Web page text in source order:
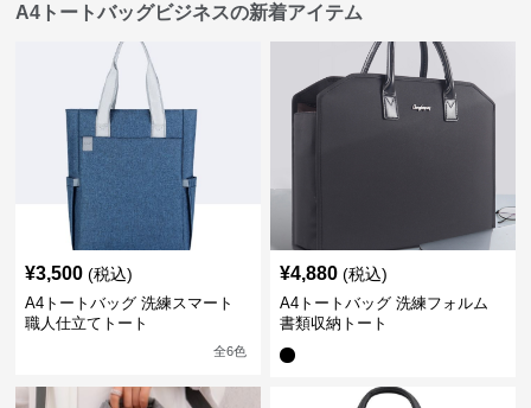
A4トートバッグビジネスの新着アイテム
¥3,500 (税込)
A4トートバッグ 洗練スマート
職人仕立てトート
全6色
¥4,880 (税込)
A4トートバッグ 洗練フォルム
書類収納トート